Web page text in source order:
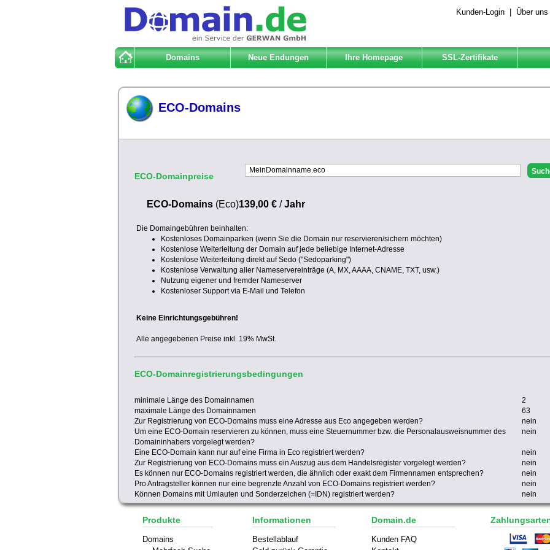
Kunden-Login Über uns
Domains Neue Endungen Ihre Homepage SSL-Zertifikate
ECO-Domains
ECO-Domainpreise
ECO-Domains (Eco)139,00 € /Jahr
Die Domaingebühren beinhalten:
Kostenloses Domainparken (wenn Sie die Domain nur reservieren/sichern möchten)
Kostenlose Weiterleitung der Domain auf jede beliebige Internet-Adresse
Kostenlose Weiterleitung direkt auf Sedo ("Sedoparking")
Kostenlose Verwaltung aller Nameservereinträge (A, MX, AAAA, CNAME, TXT, usw.)
Nutzung eigener und fremder Nameserver
Kostenloser Support via E-Mail und Telefon
Keine Einrichtungsgebühren!
Alle angegebenen Preise inkl. 19% MwSt.
ECO-Domainregistrierungsbedingungen
minimale Länge des Domainnamen
2
maximale Länge des Domainnamen
63
Zur Registrierung von ECO-Domains muss eine Adresse aus Eco angegeben werden?
nein
Um eine ECO-Domain reservieren zu können, muss eine Steuernummer bzw. die Personalausweisnummer des
Domaininhabers vorgelegt werden?
nein
Eine ECO-Domain kann nur auf eine Firma in Eco registriert werden?
nein
Zur Registrierung von ECO-Domains muss ein Auszug aus dem Handelsregister vorgelegt werden?
nein
Es können nur ECO-Domains registriert werden, die ähnlich oder exakt dem Firmennamen entsprechen?
nein
Pro Antragsteller können nur eine begrenzte Anzahl von ECO-Domains registriert werden?
nein
Können Domains mit Umlauten und Sonderzeichen (=IDN) registriert werden?
nein
Produkte
Domains
Informationen
Bestellablauf
Domain.de
Kunden FAQ